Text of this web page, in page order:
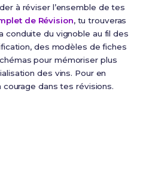
à réviser l’ensemble de tes
de Révision, tu trouveras
conduite du vignoble au fil des
des modèles de fiches
pour mémoriser plus
des vins. Pour en
courage dans tes révisions.